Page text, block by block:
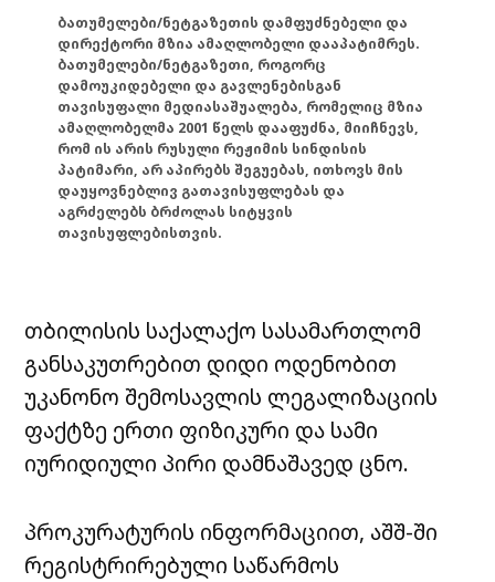
ბათუმელები/ნეტგაზეთის დამფუძნებელი და
დირექტორი მზია ამაღლობელი დააპატიმრეს.
ბათუმელები/ნეტგაზეთი, როგორც
დამოუკიდებელი და გავლენებისგან
თავისუფალი მედიასაშუალება, რომელიც მზია
ამაღლობელმა 2001 წელს დააფუძნა, მიიჩნევს,
რომ ის არის რუსული რეჟიმის სინდისის
პატიმარი, არ აპირებს შეგუებას, ითხოვს მის
დაუყოვნებლივ გათავისუფლებას და
აგრძელებს ბრძოლას სიტყვის
თავისუფლებისთვის.
თბილისის საქალაქო სასამართლომ
განსაკუთრებით დიდი ოდენობით
უკანონო შემოსავლის ლეგალიზაციის
ფაქტზე ერთი ფიზიკური და სამი
იურიდიული პირი დამნაშავედ ცნო.
პროკურატურის ინფორმაციით, აშშ-ში
რეგისტრირებული საწარმოს